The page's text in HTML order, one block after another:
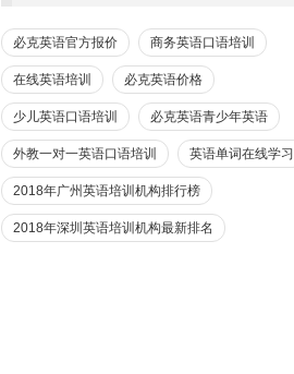
必克英语官方报价 商务英语口语培训
在线英语培训 必克英语价格
少儿英语口语培训 必克英语青少年英语
外教一对一英语口语培训 英语单词在线学习
2018年广州英语培训机构排行榜
2018年深圳英语培训机构最新排名